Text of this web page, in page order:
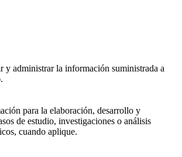
y administrar la información suministrada a
para la elaboración, desarrollo y
de estudio, investigaciones o análisis
cuando aplique.